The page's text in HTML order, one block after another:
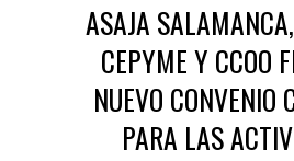
ASAJA
CEPYME Y CCOO
NUEVO CONVENIO
PARA LAS